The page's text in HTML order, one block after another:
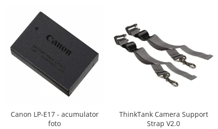
Canon LP-E17 - acumulator
foto
ThinkTank Camera Support
Strap V2.0